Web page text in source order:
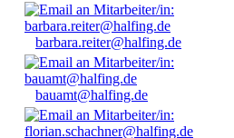
barbara.reiter@halfing.de
bauamt@halfing.de